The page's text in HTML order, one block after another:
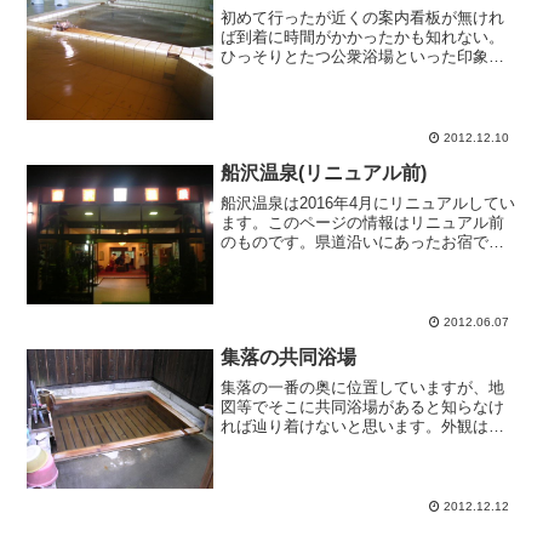
初めて行ったが近くの案内看板が無けれ
ば到着に時間がかかったかも知れない。
ひっそりとたつ公衆浴場といった印象を
2012.12.10
船沢温泉(リニュアル前)
船沢温泉は2016年4月にリニュアルしてい
ます。このページの情報はリニュアル前
のものです。県道沿いにあったお宿で
2012.06.07
集落の共同浴場
集落の一番の奥に位置していますが、地
図等でそこに共同浴場があると知らなけ
れば辿り着けないと思います。外観はい
2012.12.12